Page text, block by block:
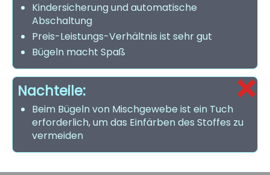
Kindersicherung und automatische
Abschaltung
Preis-Leistungs-Verhältnis ist sehr gut
Bügeln macht Spaß
Nachteile:
Beim Bügeln von Mischgewebe ist ein Tuch
erforderlich, um das Einfärben des Stoffes zu
vermeiden